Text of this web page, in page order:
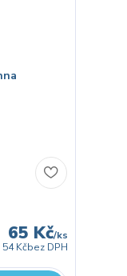
65 Kč/ks
54 Kčbez DPH